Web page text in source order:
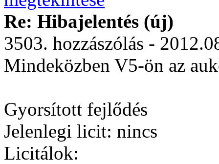
Re: Hibajelentés (új)
3503. hozzászólás -
Mindeközben V5-ön az
Gyorsított fejlődés
Jelenlegi licit: nincs
Licitálok: